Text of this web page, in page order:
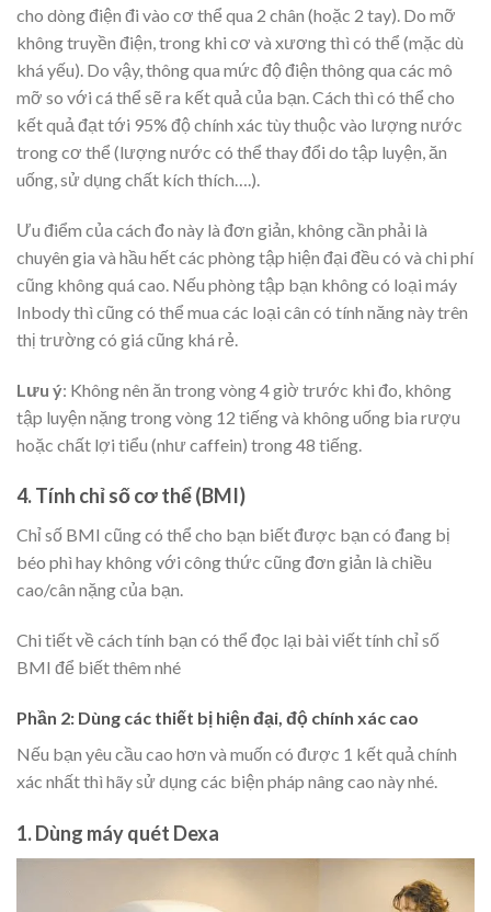
cho dòng điện đi vào cơ thể qua 2 chân (hoặc 2 tay). Do mỡ
không truyền điện, trong khi cơ và xương thì có thể (mặc dù
khá yếu). Do vậy, thông qua mức độ điện thông qua các mô
mỡ so với cá thể sẽ ra kết quả của bạn. Cách thì có thể cho
kết quả đạt tới 95% độ chính xác tùy thuộc vào lượng nước
trong cơ thể (lượng nước có thể thay đổi do tập luyện, ăn
uống, sử dụng chất kích thích….).
Ưu điểm của cách đo này là đơn giản, không cần phải là
chuyên gia và hầu hết các phòng tập hiện đại đều có và chi phí
cũng không quá cao. Nếu phòng tập bạn không có loại máy
Inbody thì cũng có thể mua các loại cân có tính năng này trên
thị trường có giá cũng khá rẻ.
Lưu ý: Không nên ăn trong vòng 4 giờ trước khi đo, không
tập luyện nặng trong vòng 12 tiếng và không uống bia rượu
hoặc chất lợi tiểu (như caffein) trong 48 tiếng.
4. Tính chỉ số cơ thể (BMI)
Chỉ số BMI cũng có thể cho bạn biết được bạn có đang bị
béo phì hay không với công thức cũng đơn giản là chiều
cao/cân nặng của bạn.
Chi tiết về cách tính bạn có thể đọc lại bài viết tính chỉ số
BMI để biết thêm nhé
Phần 2: Dùng các thiết bị hiện đại, độ chính xác cao
Nếu bạn yêu cầu cao hơn và muốn có được 1 kết quả chính
xác nhất thì hãy sử dụng các biện pháp nâng cao này nhé.
1. Dùng máy quét Dexa